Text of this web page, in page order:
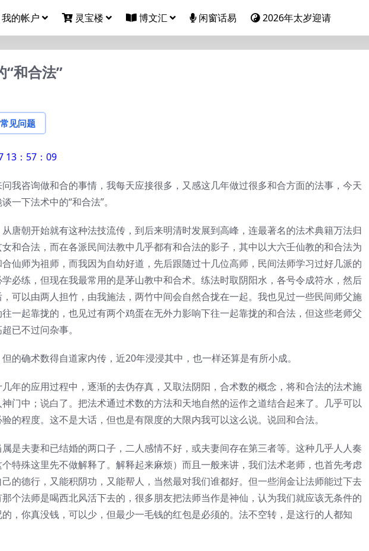
我的帐户 灵宝楼 博文汇 闲窗话易 2026年太岁迎请
“和合法”
常见问题
13：57：09
我咨询做和合的事情，我每天应接很多，又感这几年做过很多和合方面的法事，今天
一下法术中的“和合法”。
唐朝开始就有这种法技流传，到后来明清时发展到高峰，连最著名的法术典籍万法归
和合法，而在各派民间法教中几乎都有和合法的影子，其中以大六壬仙教的和合法为
仙师为祖师，而我因为自幼好道，先后跟随过十几位高师，民间法师学习过好几派的
必练，但现在我最常用的是茅山教中和合术。练法时取阴阳水，各号令成符水，然后
可以由两人担竹，由我施法，两竹中间会自然合拢在一起。我也见过一些民间师父施
一起靠拢的，也见过有两个鸡蛋在无外力影响下往一起靠拢的和合法，但这些老师父
已不过问杂事。
的确术数得自道家内传，近20年浸浸其中，也一样还算是有所小成。
年的应用过程中，逐渐的去伪存真，又取法阴阳，合术数的概念，将和合法的法术施
门中；说白了。把法术通过术数的方法和天地自然的运作之道结合起来了。几乎可以
的程度。这不是大话，但也是有限度的大限内我可以这么说。说回和合法。
是夫妻和已结婚的两口子，二人感情不好，或夫妻间存在第三者等。这种几乎人人奏
特殊这里先不做解释了。解释起来麻烦）而且一般来讲，我们法术老师，也首先考虑
的德行，又能积阴功，又能帮人，当然最对我们谁都好。但一些润金让法师能过下去
个法师是喝西北风活下去的，很多朋友把法师当作是神仙，认为我们就应该无条件的
，你真没钱，可以少，但最少一毛钱的红包是必须的。法不空转，是这行的人都知